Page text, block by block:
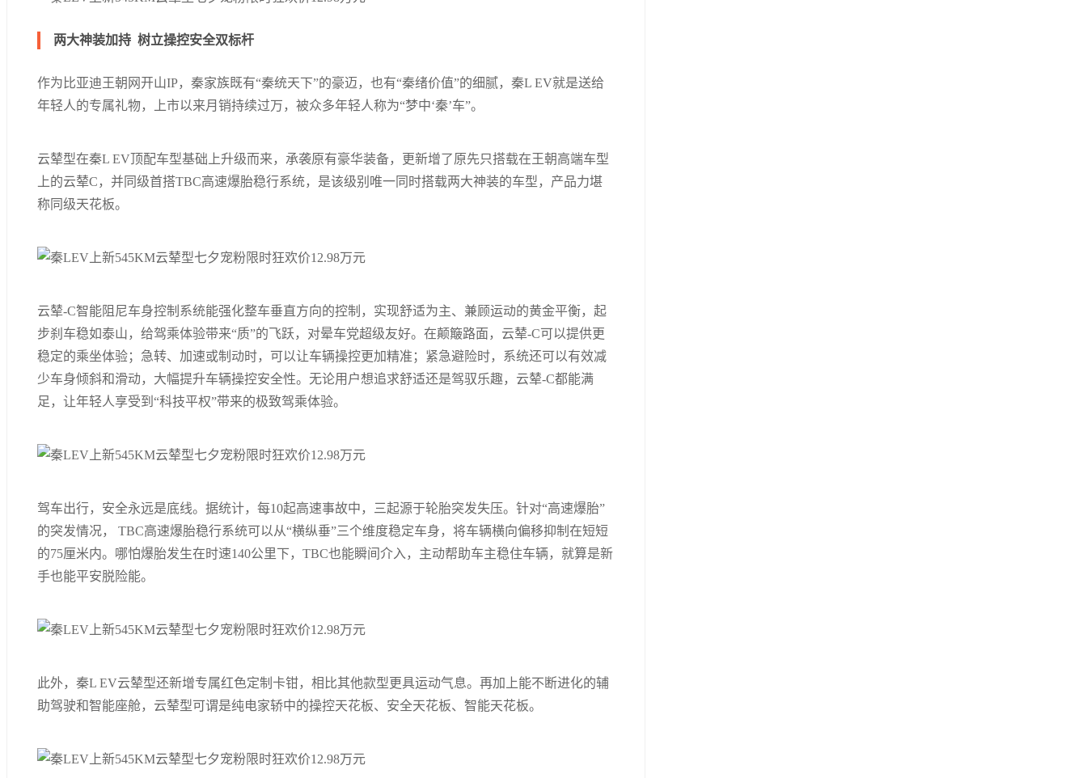
两大神装加持 树立操控安全双标杆
作为比亚迪王朝网开山IP，秦家族既有“秦统天下”的豪迈，也有“秦绪价值”的细腻，秦L EV就是送给
年轻人的专属礼物，上市以来月销持续过万，被众多年轻人称为“梦中‘秦’车”。
云辇型在秦L EV顶配车型基础上升级而来，承袭原有豪华装备，更新增了原先只搭载在王朝高端车型
上的云辇C，并同级首搭TBC高速爆胎稳行系统，是该级别唯一同时搭载两大神装的车型，产品力堪
称同级天花板。
云辇-C智能阻尼车身控制系统能强化整车垂直方向的控制，实现舒适为主、兼顾运动的黄金平衡，起
步刹车稳如泰山，给驾乘体验带来“质”的飞跃，对晕车党超级友好。在颠簸路面，云辇-C可以提供更
稳定的乘坐体验；急转、加速或制动时，可以让车辆操控更加精准；紧急避险时，系统还可以有效减
少车身倾斜和滑动，大幅提升车辆操控安全性。无论用户想追求舒适还是驾驭乐趣，云辇-C都能满
足，让年轻人享受到“科技平权”带来的极致驾乘体验。
驾车出行，安全永远是底线。据统计，每10起高速事故中，三起源于轮胎突发失压。针对“高速爆胎”
的突发情况， TBC高速爆胎稳行系统可以从“横纵垂”三个维度稳定车身，将车辆横向偏移抑制在短短
的75厘米内。哪怕爆胎发生在时速140公里下，TBC也能瞬间介入，主动帮助车主稳住车辆，就算是新
手也能平安脱险能。
此外，秦L EV云辇型还新增专属红色定制卡钳，相比其他款型更具运动气息。再加上能不断进化的辅
助驾驶和智能座舱，云辇型可谓是纯电家轿中的操控天花板、安全天花板、智能天花板。